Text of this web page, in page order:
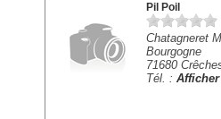
Pil Poil
Chatagneret
Bourgogne
71680
Tél. :